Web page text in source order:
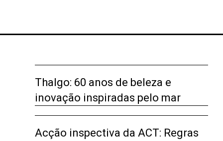
Thalgo: 60 anos de beleza e
inovação inspiradas pelo mar
Acção inspectiva da ACT: Regras